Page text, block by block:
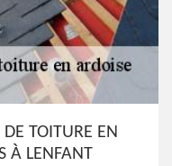
TOITURE EN
À LENFANT